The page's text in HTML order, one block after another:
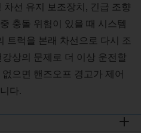
선 유지 보조장치, 긴급 조향
충돌 위험이 있을 때 시스템
트럭을 본래 차선으로 다시 조
상의 문제로 더 이상 운전할
으면 핸즈오프 경고가 제어
다.